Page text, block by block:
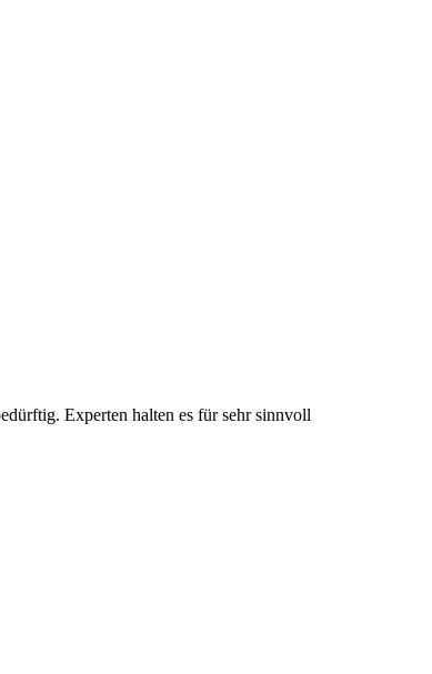
Experten halten es für sehr sinnvoll